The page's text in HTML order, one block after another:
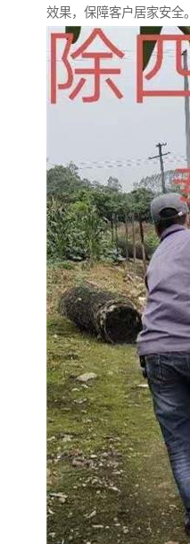
效果，保障客户居家安全。